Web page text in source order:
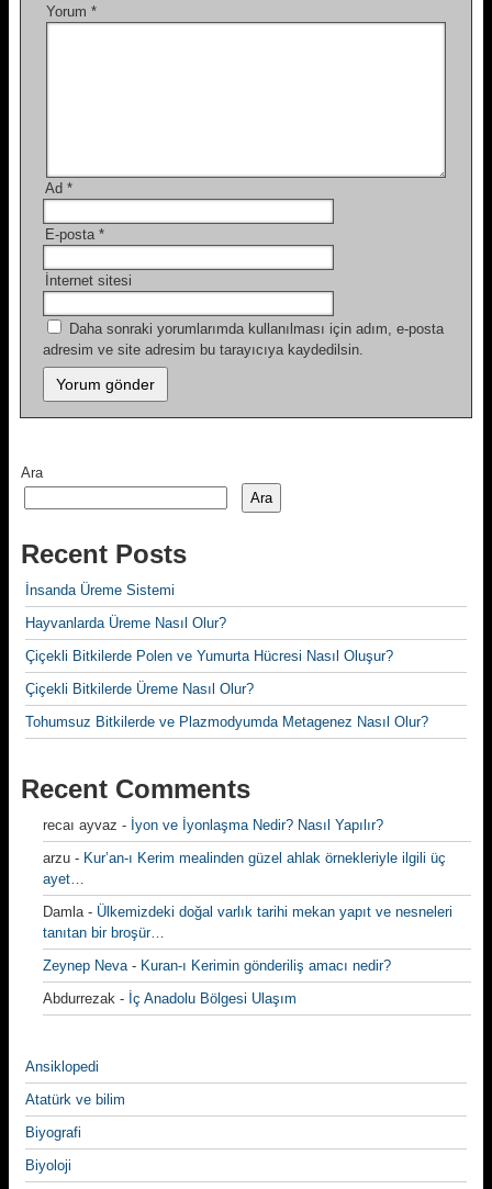
Yorum *
Ad *
E-posta *
İnternet sitesi
Daha sonraki yorumlarımda kullanılması için adım, e-posta
adresim ve site adresim bu tarayıcıya kaydedilsin.
Ara
Ara
Recent Posts
İnsanda Üreme Sistemi
Hayvanlarda Üreme Nasıl Olur?
Çiçekli Bitkilerde Polen ve Yumurta Hücresi Nasıl Oluşur?
Çiçekli Bitkilerde Üreme Nasıl Olur?
Tohumsuz Bitkilerde ve Plazmodyumda Metagenez Nasıl Olur?
Recent Comments
recaı ayvaz - İyon ve İyonlaşma Nedir? Nasıl Yapılır?
arzu - Kur’an-ı Kerim mealinden güzel ahlak örnekleriyle ilgili üç
ayet…
Damla- Ülkemizdeki doğal varlık tarihi mekan yapıt ve nesneleri
tanıtan bir broşür…
Zeynep Neva- Kuran-ı Kerimin gönderiliş amacı nedir?
Abdurrezak - İç Anadolu Bölgesi Ulaşım
Ansiklopedi
Atatürk ve bilim
Biyografi
Biyoloji